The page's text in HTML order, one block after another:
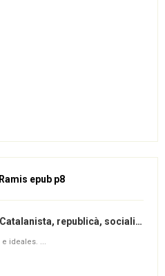
Rafael Ramis (1880-1936). Catalanista, republicà, socialista i maçó - Ebook
ideales. ...